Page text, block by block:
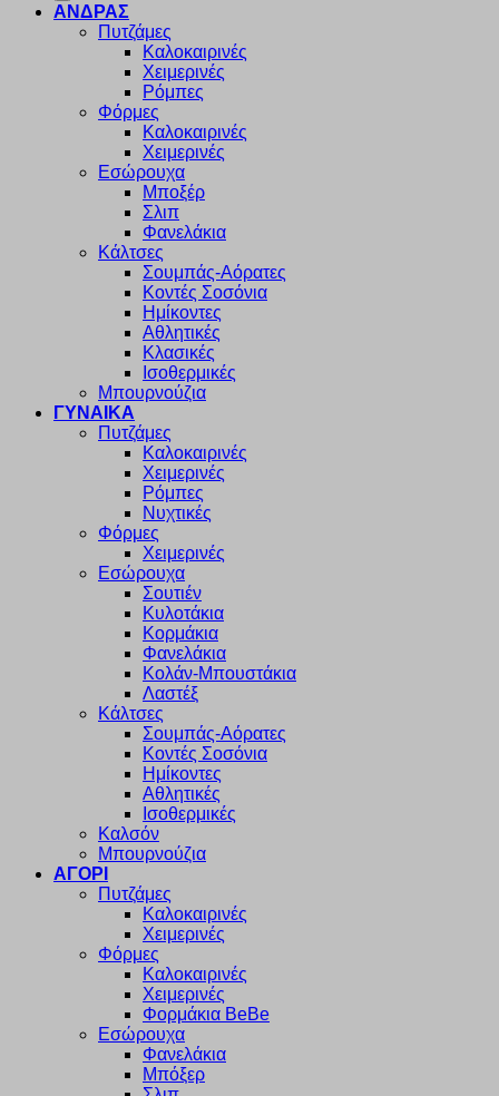
ΑΝΔΡΑΣ
Πυτζάμες
Καλοκαιρινές
Χειμερινές
Ρόμπες
Φόρμες
Καλοκαιρινές
Χειμερινές
Εσώρουχα
Μποξέρ
Σλιπ
Φανελάκια
Κάλτσες
Σουμπάς-Αόρατες
Κοντές Σοσόνια
Ημίκοντες
Αθλητικές
Κλασικές
Ισοθερμικές
Μπουρνούζια
ΓΥΝΑΙΚΑ
Πυτζάμες
Καλοκαιρινές
Χειμερινές
Ρόμπες
Νυχτικές
Φόρμες
Χειμερινές
Εσώρουχα
Σουτιέν
Κυλοτάκια
Κορμάκια
Φανελάκια
Κολάν-Μπουστάκια
Λαστέξ
Κάλτσες
Σουμπάς-Αόρατες
Κοντές Σοσόνια
Ημίκοντες
Αθλητικές
Ισοθερμικές
Καλσόν
Μπουρνούζια
ΑΓΟΡΙ
Πυτζάμες
Καλοκαιρινές
Χειμερινές
Φόρμες
Καλοκαιρινές
Χειμερινές
Φορμάκια BeBe
Εσώρουχα
Φανελάκια
Μπόξερ